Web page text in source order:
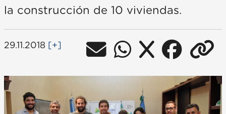
la construcción de 10 viviendas.
29.11.2018 [+]